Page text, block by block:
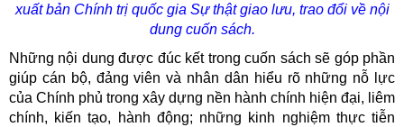
xuất bản Chính trị quốc gia Sự thậtgiao lưu, trao đổi về nội
dung cuốn sách.
Những nội dung được đúc kết trong cuốn sách sẽ góp phần
giúp cán bộ, đảng viên và nhân dân hiểu rõ những nỗ lực
của Chính phủ trong xây dựng nền hành chính hiện đại, liêm
chính, kiến tạo, hành động; những kinh nghiệm thực tiễn